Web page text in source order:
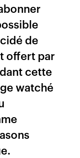
de
offert par
cette
watché